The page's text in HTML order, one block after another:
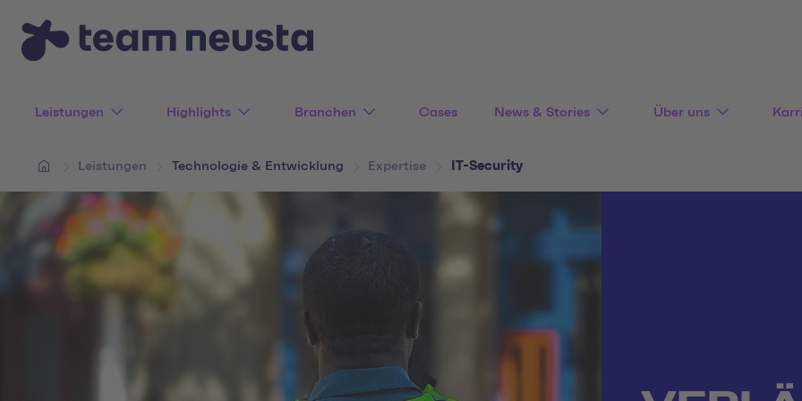
Leistungen Highlights Branchen Cases News & Stories Über uns
Leistungen Technologie & Entwicklung Expertise IT-Security